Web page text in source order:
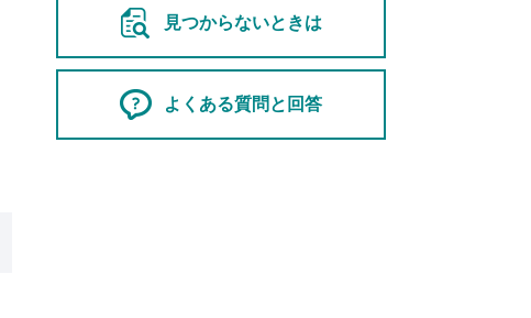
見つからないときは
よくある質問と回答